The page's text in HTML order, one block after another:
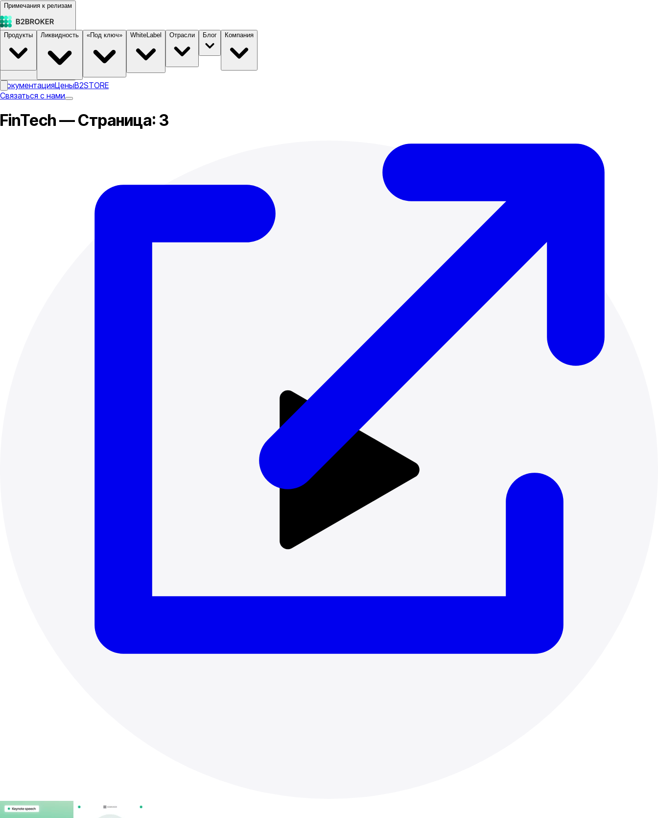
Примечания к релизам
ДокументацияЦеныB2STORE
Продукты Ликвидность «Под ключ» WhiteLabel Отрасли Блог Компания
Связаться с нами
FinTech — Страница: 3